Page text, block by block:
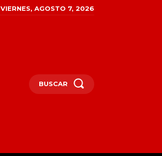
VIERNES, AGOSTO 7, 2026
BUSCAR